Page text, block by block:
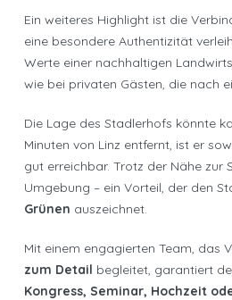
Ein weiteres Highlight ist die
eine besondere Authentizität
Werte einer nachhaltigen
wie bei privaten Gästen, die nach
Die Lage des Stadlerhofs könnte
Minuten von Linz entfernt, ist er
gut erreichbar. Trotz der Nähe zur
Umgebung – ein Vorteil, der den
Grünen auszeichnet.
Mit einem engagierten Team, das
zum Detail begleitet, garantiert
Kongress, Seminar, Hochzeit